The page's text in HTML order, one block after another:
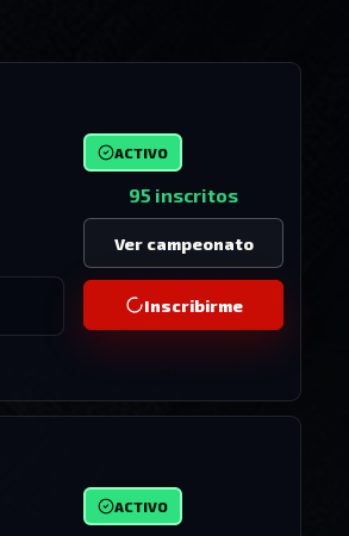
ACTIVO
95 inscritos
Ver campeonato
Inscribirme
ACTIVO